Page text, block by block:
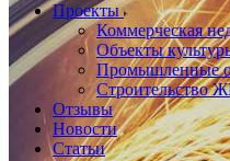
Проекты
Коммерческая
Объекты
Промышленные
Строительство
Отзывы
Новости
Статьи